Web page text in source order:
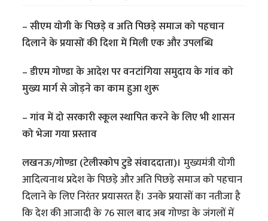
– सीएम योगी के पिछड़े व अति पिछड़े समाज को पहचान
दिलाने के प्रयासों की दिशा में मिली एक और उपलब्धि
– डीएम गोण्डा के आदेश पर वनटांगिया समुदाय के गांव को
मुख्य मार्ग से जोड़ने का काम हुआ शुरू
– गांव में दो सरकारी स्कूल स्थापित करने के लिए भी शासन
को भेजा गया प्रस्ताव
लखनऊ/गोण्डा (टेलीस्कोप टुडे संवाददाता)। मुख्यमंत्री योगी
आदित्यनाथ प्रदेश के पिछड़े और अति पिछड़े समाज को पहचान
दिलाने के लिए निरंतर प्रयासरत हैं। उनके प्रयासों का नतीजा है
कि देश की आजादी के 76 साल बाद अब गोण्डा के जंगलों में